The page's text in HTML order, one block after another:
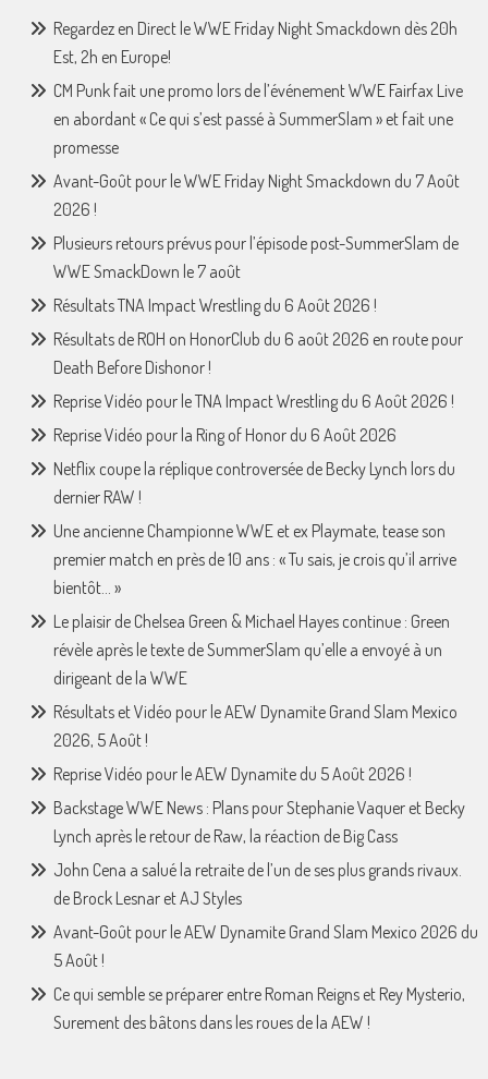
Regardez en Direct le WWE Friday Night Smackdown dès 20h
Est, 2h en Europe!
CM Punk fait une promo lors de l’événement WWE Fairfax Live
en abordant « Ce qui s’est passé à SummerSlam » et fait une
promesse
Avant-Goût pour le WWE Friday Night Smackdown du 7 Août
2026 !
Plusieurs retours prévus pour l’épisode post-SummerSlam de
WWE SmackDown le 7 août
Résultats TNA Impact Wrestling du 6 Août 2026 !
Résultats de ROH on HonorClub du 6 août 2026 en route pour
Death Before Dishonor !
Reprise Vidéo pour le TNA Impact Wrestling du 6 Août 2026 !
Reprise Vidéo pour la Ring of Honor du 6 Août 2026
Netflix coupe la réplique controversée de Becky Lynch lors du
dernier RAW !
Une ancienne Championne WWE et ex Playmate, tease son
premier match en près de 10 ans : « Tu sais, je crois qu’il arrive
bientôt… »
Le plaisir de Chelsea Green & Michael Hayes continue : Green
révèle après le texte de SummerSlam qu’elle a envoyé à un
dirigeant de la WWE
Résultats et Vidéo pour le AEW Dynamite Grand Slam Mexico
2026, 5 Août !
Reprise Vidéo pour le AEW Dynamite du 5 Août 2026 !
Backstage WWE News : Plans pour Stephanie Vaquer et Becky
Lynch après le retour de Raw, la réaction de Big Cass
John Cena a salué la retraite de l’un de ses plus grands rivaux.
de Brock Lesnar et AJ Styles
Avant-Goût pour le AEW Dynamite Grand Slam Mexico 2026 du
5 Août !
Ce qui semble se préparer entre Roman Reigns et Rey Mysterio,
Surement des bâtons dans les roues de la AEW !